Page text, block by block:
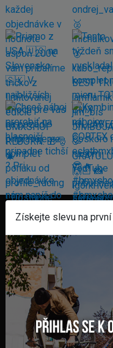
Získejte slevu na první